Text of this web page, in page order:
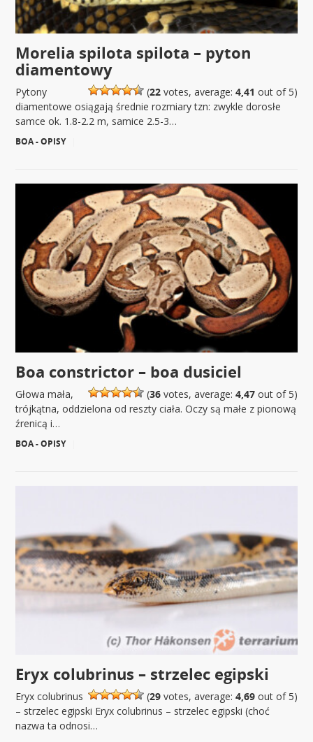
Morelia spilota spilota – pyton
diamentowy
(22votes, average: 4,41 out of 5)
Pytony
diamentowe osiągają średnie rozmiary tzn: zwykle dorosłe
samce ok. 1.8-2.2 m, samice 2.5-3…
BOA - OPISY
Boa constrictor – boa dusiciel
(36votes, average: 4,47out of 5)
Głowa mała,
trójkątna, oddzielona od reszty ciała. Oczy są małe z pionową
źrenicą i…
BOA - OPISY
Eryx colubrinus – strzelec egipski
(29votes, average: 4,69out of 5)
Eryx colubrinus
– strzelec egipski Eryx colubrinus – strzelec egipski (choć
nazwa ta odnosi…